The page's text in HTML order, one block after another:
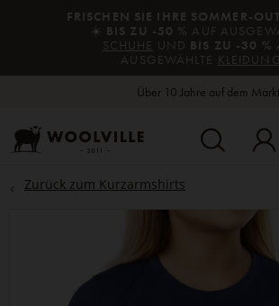
FRISCHEN SIE IHRE SOMMER-
☀️ BIS ZU -50 % AUF
SCHUHE UND BIS ZU -30 %
AUSGEWÄHLTE
Über 10 Jahre auf dem Markt